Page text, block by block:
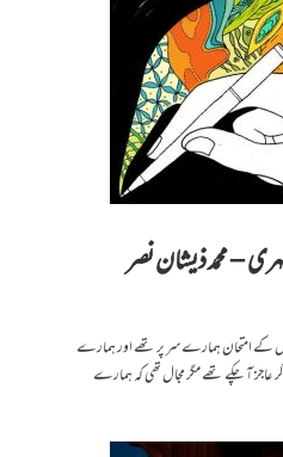
– محمد ذیشان نصر
امتحان ہمارے سر پر تھے اور ہمارے
عاجز آ چکے تھے مگر مجال تھی کہ ہمارے